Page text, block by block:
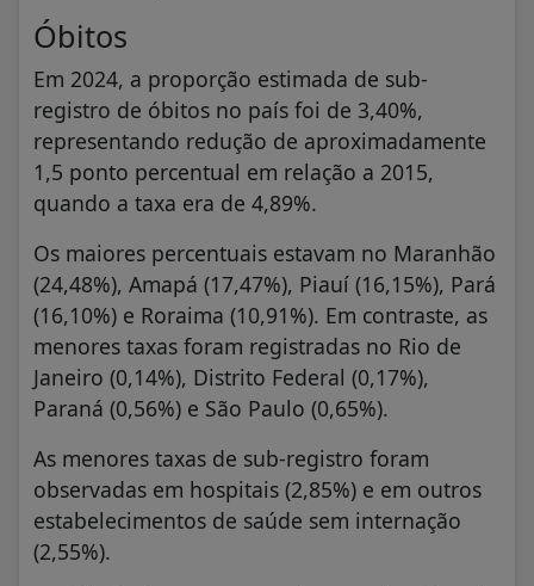
Óbitos
Em 2024, a proporção estimada de sub-
registro de óbitos no país foi de 3,40%,
representando redução de aproximadamente
1,5 ponto percentual em relação a 2015,
quando a taxa era de 4,89%.
Os maiores percentuais estavam no Maranhão
(24,48%), Amapá (17,47%), Piauí (16,15%), Pará
(16,10%) e Roraima (10,91%). Em contraste, as
menores taxas foram registradas no Rio de
Janeiro (0,14%), Distrito Federal (0,17%),
Paraná (0,56%) e São Paulo (0,65%).
As menores taxas de sub-registro foram
observadas em hospitais (2,85%) e em outros
estabelecimentos de saúde sem internação
(2,55%).